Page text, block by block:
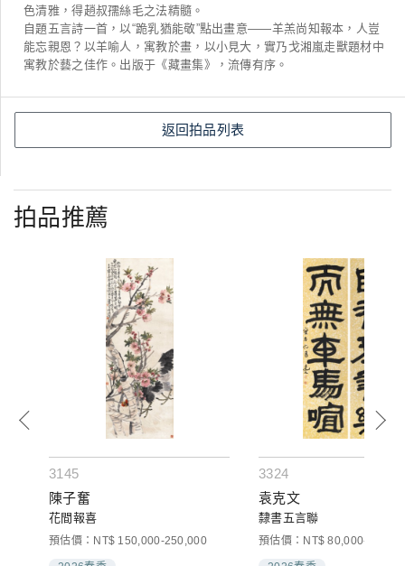
色清雅，得趙叔孺絲毛之法精髓。
自題五言詩一首，以“跪乳猶能敬”點出畫意——羊羔尚知報本，人豈
能忘親恩？以羊喻人，寓教於畫，以小見大，實乃戈湘嵐走獸題材中
寓教於藝之佳作。出版于《藏畫集》，流傳有序。
返回拍品列表
拍品推薦
3145
陳子奮
花間報喜
預估價：NT$ 150,000-250,000
3324
袁克文
隸書五言聯
預估價：NT$ 80,000-